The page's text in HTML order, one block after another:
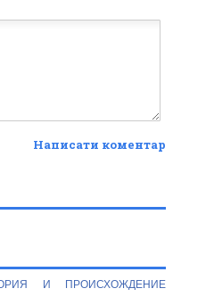
Написати коментар
И ПРОИСХОЖДЕНИЕ